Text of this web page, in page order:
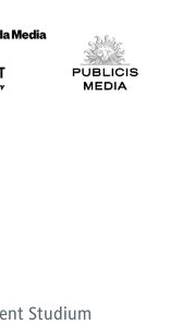
Studium